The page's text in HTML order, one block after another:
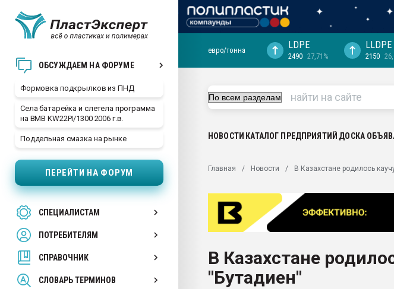
ОБСУЖДАЕМ НА ФОРУМЕ
Формовка подкрылков из ПНД
Села батарейка и слетела программа
на BMB KW22PI/1300 2006 г.в.
Поддельная смазка на рынке
ПЕРЕЙТИ НА ФОРУМ
СПЕЦИАЛИСТАМ
ПОТРЕБИТЕЛЯМ
СПРАВОЧНИК
СЛОВАРЬ ТЕРМИНОВ
29.07.2026 ФРП помог "Ижевскому
Вакуум-формовочные машины:
28.07.2026 Автоматизация выходит на
первый план в переработке
пластмасс
ситуацией на строительном рынке
Всё, что касается выдува ПЭТ
евро/тонна LDPE
2490 27,71%
LLDPE
2150
НОВОСТИ КАТАЛОГ ПРЕДПРИЯТИЙ ДОСКА
Главная Новости В Казахстане родилось
В Казахстане
"Бутадиен"